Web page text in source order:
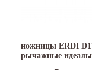
15.10.2024
ножницы ERDI
рычажные